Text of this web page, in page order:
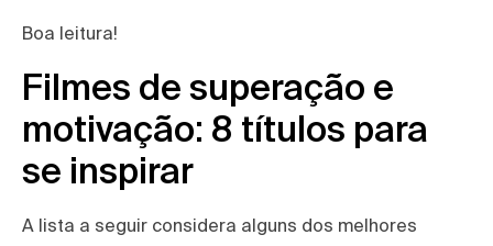
Boa leitura!
Filmes de superação e
motivação: 8 títulos para
se inspirar
A lista a seguir considera alguns dos melhores